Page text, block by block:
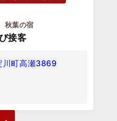
秋葉の宿
接客
川町高瀬3869